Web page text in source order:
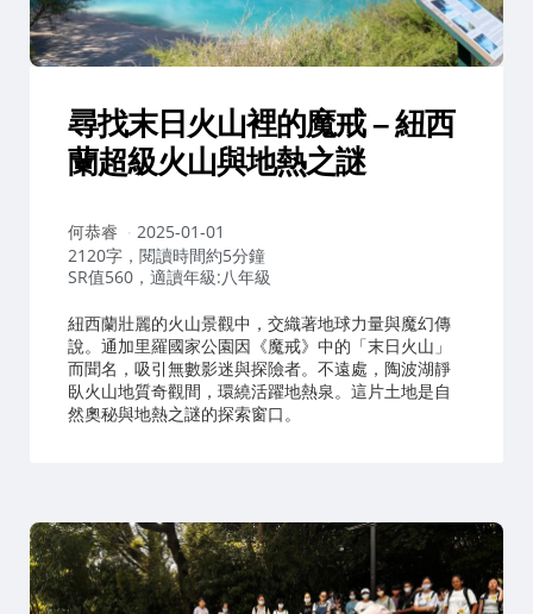
尋找末日火山裡的魔戒 – 紐西
蘭超級火山與地熱之謎
作
者：
何恭睿
2025-01-01
2120字，閱讀時間約5分鐘
SR值560，適讀年級:八年級
紐西蘭壯麗的火山景觀中，交織著地球力量與魔幻傳
說。通加里羅國家公園因《魔戒》中的「末日火山」
而聞名，吸引無數影迷與探險者。不遠處，陶波湖靜
臥火山地質奇觀間，環繞活躍地熱泉。這片土地是自
然奧秘與地熱之謎的探索窗口。